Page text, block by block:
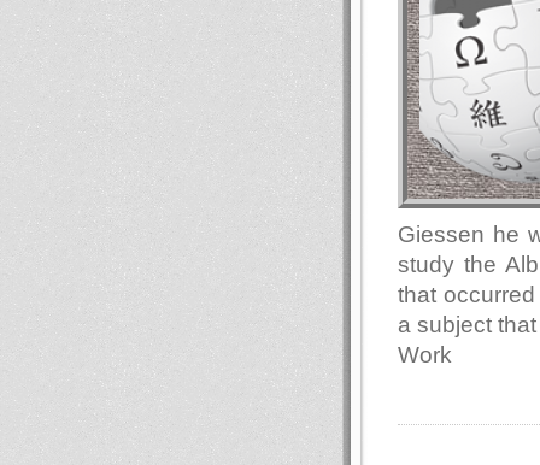
Giessen he
study the
that
a subject
Work